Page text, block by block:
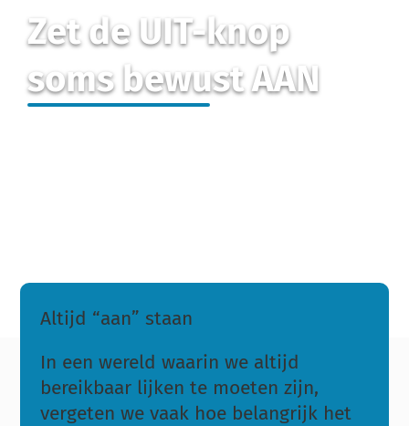
Zet de UIT-knop
soms bewust AAN
Altijd “aan” staan
In een wereld waarin we altijd
bereikbaar lijken te moeten zijn,
vergeten we vaak hoe belangrijk het